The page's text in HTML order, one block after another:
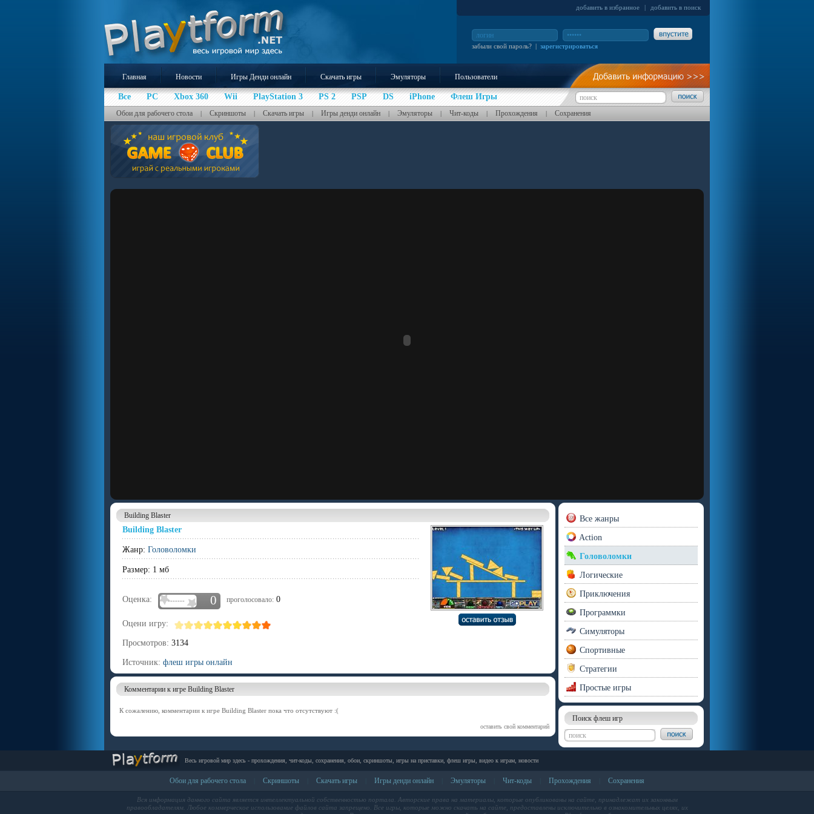
добавить в избранное | добавить в поиск
забыли свой пароль? | зарегистрироваться
Главная Новости Игры Денди онлайн Скачать игры Эмуляторы Пользователи
Все PC Xbox 360 Wii PlayStation 3 PS 2 PSP DS iPhone Флеш Игры
Обои для рабочего стола | Скриншоты | Скачать игры | Игры денди онлайн | Эмуляторы | Чит-коды | Прохождения | Сохранения
Building Blaster
Building Blaster
Жанр: Головоломки
Размер: 1 мб
Оценка: ------- 0 проголосовало: 0
Оцени игру:
Просмотров: 3134
Источник: флеш игры онлайн
Комментарии к игре Building Blaster
К сожалению, комментарии к игре Building Blaster пока что отсутствуют :(
оставить свой комментарий
Все жанры
Action
Головоломки
Логические
Приключения
Программки
Симуляторы
Спортивные
Стратегии
Простые игры
Поиск флеш игр
Весь игровой мир здесь - прохождения, чит-коды, сохранения, обои, скриншоты, игры на приставки, флеш игры, видео к играм, новости
Обои для рабочего стола Скриншоты Скачать игры Игры денди онлайн Эмуляторы Чит-коды Прохождения Сохранения
Вся информация данного сайта является интеллектуальной собственностью портала. Авторские права на материалы, которые опубликованы на сайте, принадлежат их законным
правообладателям. Любое коммерческое использование файлов сайта запрещено. Все игры, которые можно скачать на сайте, предоставлены исключительно в ознакомительных целях, их